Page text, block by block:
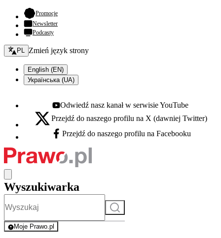
Promocje- otwiera się w nowej karcie
Newsletter
Podcasty
Zmień język - bieżący:
PL Zmień język strony
English (EN)
Українська (UA)
Youtube - otwiera się w nowej karcie
Odwiedź nasz kanał w serwisie YouTube
X - otwiera się w nowej karcie
Przejdź do naszego profilu na X (dawniej Twitter)
Facebook - otwiera się w nowej karcie
Przejdź do naszego profilu na Facebooku
Wyszukiwarka
Szukaj
Moje Prawo.pl
- rejestracja i logowanie do serwisu